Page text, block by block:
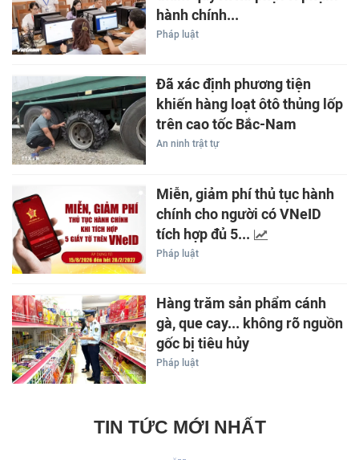
hành chính...
Pháp luật
Đã xác định phương tiện
khiến hàng loạt ôtô thủng lốp
trên cao tốc Bắc-Nam
An ninh trật tự
Miễn, giảm phí thủ tục hành
chính cho người có VNeID
tích hợp đủ 5...
Pháp luật
Hàng trăm sản phẩm cánh
gà, que cay... không rõ nguồn
gốc bị tiêu hủy
Pháp luật
TIN TỨC MỚI NHẤT